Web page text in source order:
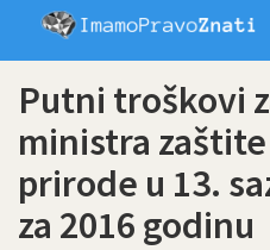
Putni troškovi
ministra
prirode u 13.
za 2016 godinu